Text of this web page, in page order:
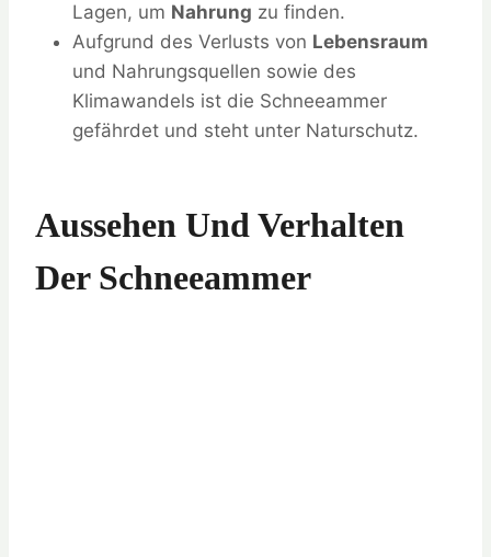
Lagen, um Nahrung zu finden.
Aufgrund des Verlusts von Lebensraum
und Nahrungsquellen sowie des
Klimawandels ist die Schneeammer
gefährdet und steht unter Naturschutz.
Aussehen Und Verhalten
Der Schneeammer